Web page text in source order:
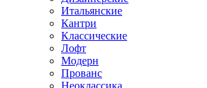
Итальянские
Кантри
Классические
Лофт
Модерн
Прованс
Неоклассика